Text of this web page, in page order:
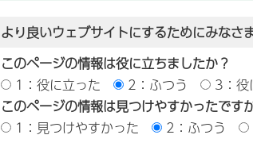
より良いウェブサイトにするためにみなさ
このページの情報は役に立ちましたか？
1：役に立った
2：ふつう
3：役
このページの情報は見つけやすかったです
1：見つけやすかった
2：ふつう